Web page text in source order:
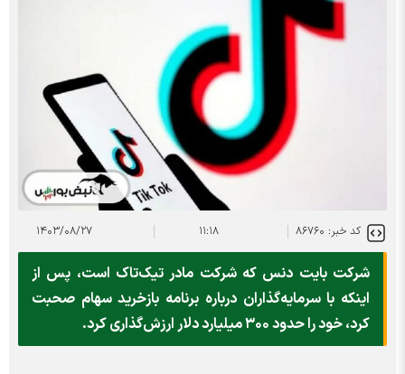
کد خبر: ۸۶۷۶۰ ۱۱:۱۸ ۱۴۰۳/۰۸/۲۷
شرکت بایت دنس که شرکت مادر تیک‌تاک است، پس از
اینکه با سرمایه‌گذاران درباره برنامه بازخرید سهام صحبت
کرد، خود را حدود ۳۰۰ میلیارد دلار ارزش‌گذاری کرد.